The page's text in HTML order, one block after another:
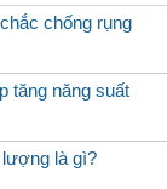
chống rụng
tăng năng suất
lượng là gì?